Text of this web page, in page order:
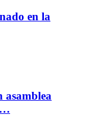
en la
asamblea